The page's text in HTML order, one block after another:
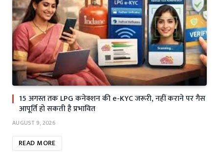
15 अगस्त तक LPG कनेक्शन की e-KYC जरूरी, नहीं कराने पर गैस
आपूर्ति हो सकती है प्रभावित
AUGUST 9, 2026
READ MORE